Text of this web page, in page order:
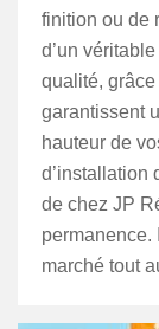
finition ou de
d’un
qualité,
garantissent
hauteur de
d’installation
de chez JP
permanence.
marché tout